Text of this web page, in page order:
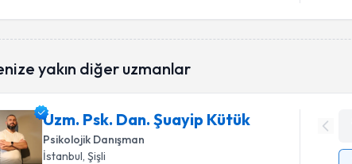
yakın diğer uzmanlar
Uzm. Psk. Dan. Şuayip Kütük
Psikolojik Danışman
İstanbul , Şişli